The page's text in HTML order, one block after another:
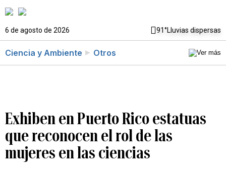
6 de agosto de 2026 91°Lluvias dispersas
Ciencia y Ambiente Otros
Exhiben en Puerto Rico estatuas
que reconocen el rol de las
mujeres en las ciencias